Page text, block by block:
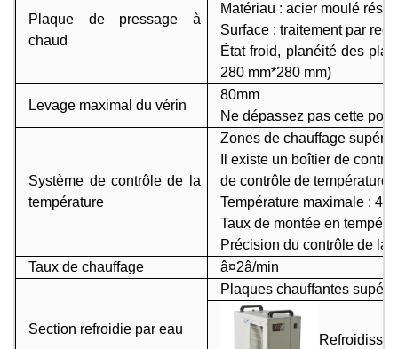
Plaque de pressage à
chaud
Matériau : acier moulé
Surface : traitement par
État froid, planéité des
280 mm*280 mm)
Levage maximal du vérin
80mm
Ne dépassez pas cette
Système de contrôle de la
température
Zones de chauffage
Il existe un boîtier de
de contrôle de température
Température maximale :
Taux de montée en
Précision du contrôle de la
Taux de chauffage
â¤2â/min
Section refroidie par eau
Plaques chauffantes